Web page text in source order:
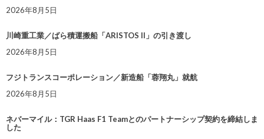
2026年8月5日
川崎重工業／ばら積運搬船「ARISTOS II」の引き渡し
2026年8月5日
フジトランスコーポレーション／新造船「蓉翔丸」就航
2026年8月5日
ネバーマイル：TGR Haas F1 Teamとのパートナーシップ契約を締結しま
した